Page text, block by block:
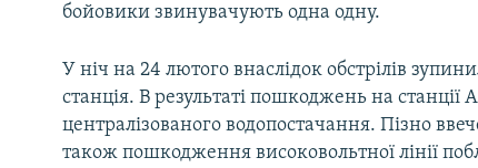
бойовики звинувачують одна одну.
У ніч на 24 лютого внаслідок обстрілів
станція. В результаті пошкоджень на станції
централізованого водопостачання. Пізно
також пошкодження високовольтної лінії